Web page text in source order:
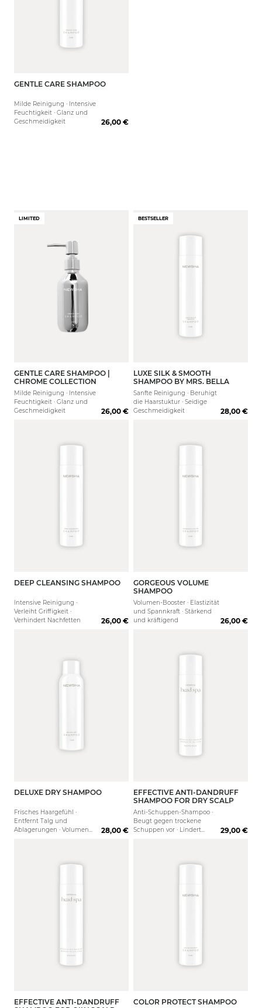
250 ml
GENTLE CARE SHAMPOO
Milde Reinigung · Intensive
Feuchtigkeit · Glanz und
Geschmeidigkeit
26,00 €
LIMITED
GENTLE CARE SHAMPOO |
CHROME COLLECTION
Milde Reinigung · Intensive
Feuchtigkeit · Glanz und
Geschmeidigkeit
26,00 €
BESTSELLER
80 ml 250 ml
LUXE SILK & SMOOTH
SHAMPOO BY MRS. BELLA
Sanfte Reinigung · Beruhigt
die Haarstuktur · Seidige
Geschmeidigkeit
28,00 €
250 ml 1000 ml
DEEP CLEANSING SHAMPOO
Intensive Reinigung ·
Verleiht Griffigkeit ·
Verhindert Nachfetten
26,00 €
80 ml 250 ml
GORGEOUS VOLUME
SHAMPOO
Volumen-Booster · Elastizität
und Spannkraft · Stärkend
und kräftigend
26,00 €
200 ml
DELUXE DRY SHAMPOO
Frisches Haargefühl ·
Entfernt Talg und
Ablagerungen · Volumen
28,00 €
250 ml
EFFECTIVE ANTI-DANDRUFF
SHAMPOO FOR DRY SCALP
Anti-Schuppen-Shampoo ·
Beugt gegen trockene
Schuppen vor · Lindert
29,00 €
250 ml
EFFECTIVE ANTI-DANDRUFF
80 ml 250 ml
COLOR PROTECT SHAMPOO